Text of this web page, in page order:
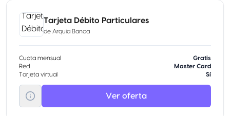
Tarjeta Débito Particulares
de Arquia Banca
Cuota mensual
Gratis
Red
Master Card
Tarjeta virtual
Sí
Ver oferta